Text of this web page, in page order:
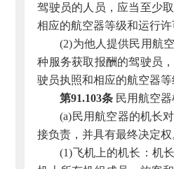
驾驶员的人员，应当至少
相应的航空器等级和运行许
(2)为他人提供民用航
种服务获取报酬的驾驶员
驶员执照和相应的航空器等
第91.103条 民用航空
(a)民用航空器的机长
接负责，并具有最终决定权
(1)飞机上的机长：机